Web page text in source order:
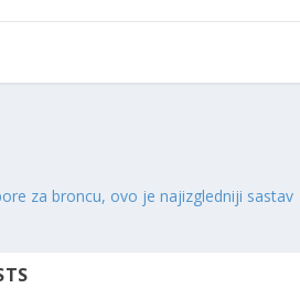
za broncu, ovo je najizgledniji sastav